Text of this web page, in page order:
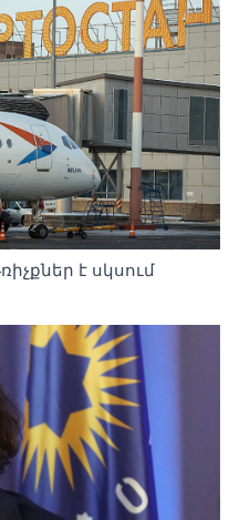
է սկսում